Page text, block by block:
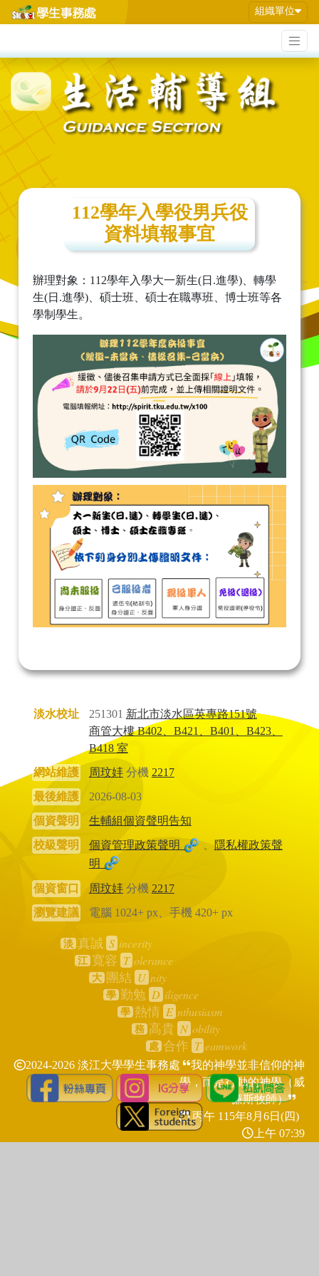
組織單位
112學年入學役男兵役
資料填報事宜
辦理對象：112學年入學大一新生(日.進學)、轉學
生(日.進學)、碩士班、碩士在職專班、博士班等各
學制學生。
淡水校址 251301 新北市淡水區英專路151號
商管大樓 B402、B421、B401、B423、
B418 室
網站維護
周玟妦分機 2217
最後維護
2026-08-03
個資聲明
生輔組個資聲明告知
校級聲明
個資管理政策聲明 、
隱私權政策聲
明
個資窗口 周玟妦分機 2217
瀏覽建議
電腦 1024+ px、手機 420+ px
淡 真誠 S incerity
江 寬容 T olerance
大 團結 U nity
學 勤勉 D iligence
學 熱情 E nthusiasm
務 高貴 N obility
處 合作 T eamwork
2024-2026 淡江大學學生事務處
我的神學並非信仰的神
學，而是行動的神學（威
廉斯牧師）
丙午 115年8月6日(四)
上午 07:39